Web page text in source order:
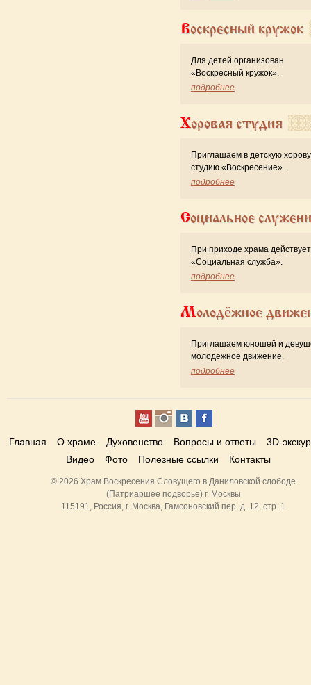
Воскресный кружок
Для детей организован
«Воскресный кружок».
подробнее
Хоровая студия
Приглашаем в детскую
студию «Воскресение».
подробнее
Социальное
При приходе храма действует
«Cоциальная служба».
подробнее
Молодёжное
Приглашаем юношей и
молодежное движение.
подробнее
Главная О храме Духовенство Вопросы и ответы
3D-
Видео
Фото Полезные ссылки Контакты
© 2026 Храм Воскресения Словущего в Даниловской слободе
(Патриаршее подворье) г. Москвы
115191, Россия, г. Москва, Гамсоновский пер, д. 12, стр. 1